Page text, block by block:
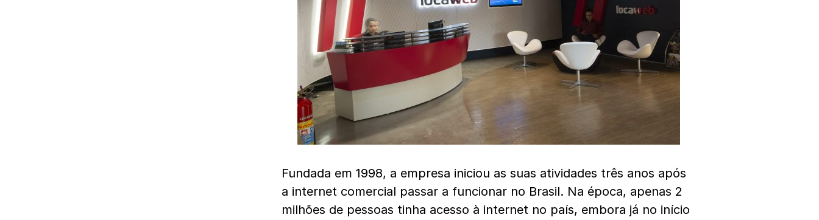
Fundada em 1998, a empresa iniciou as suas atividades três anos após
a internet comercial passar a funcionar no Brasil. Na época, apenas 2
milhões de pessoas tinha acesso à internet no país, embora já no início